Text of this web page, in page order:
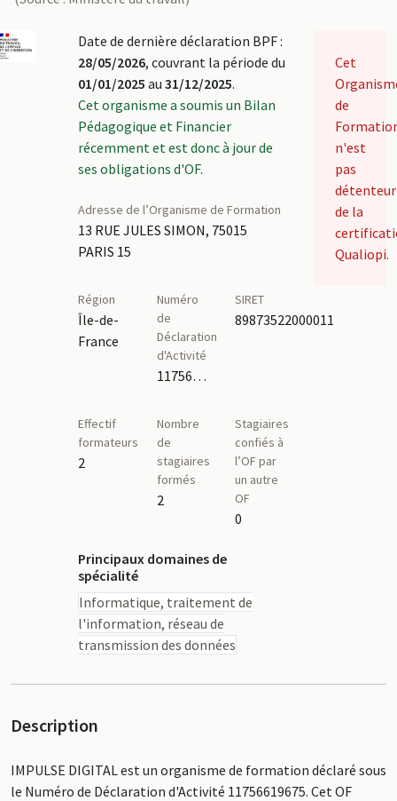
Date de dernière déclaration BPF :
28/05/2026, couvrant la période du
01/01/2025 au 31/12/2025.
Cet organisme a soumis un Bilan
Pédagogique et Financier
récemment et est donc à jour de
ses obligations d'OF.
Adresse de l’Organisme de Formation
13 RUE JULES SIMON, 75015
PARIS 15
Région
Île-de-
France
Numéro
de
Déclaration
d'Activité
11756619675
SIRET
89873522000011
Effectif
formateurs
2
Nombre
de
stagiaires
formés
2
Stagiaires
confiés à
l’OF par
un autre
OF
0
Principaux domaines de
spécialité
Informatique, traitement de
l'information, réseau de
transmission des données
Cet
de
n'est
pas
détenteur
de la
Qualiopi.
Description
IMPULSE DIGITAL est un organisme de formation déclaré sous
le Numéro de Déclaration d'Activité 11756619675. Cet OF